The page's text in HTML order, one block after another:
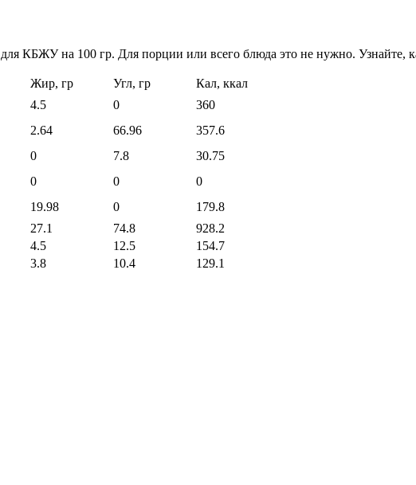
КБЖУ на 100 гр. Для порции или всего блюда это не нужно. Узнайте,
Жир, гр Угл, гр
Кал, ккал
4.5 0 360
2.64 66.96 357.6
0 7.8 30.75
0 0 0
19.98 0
179.8
27.1 74.8
928.2
4.5 12.5
154.7
3.8 10.4 129.1